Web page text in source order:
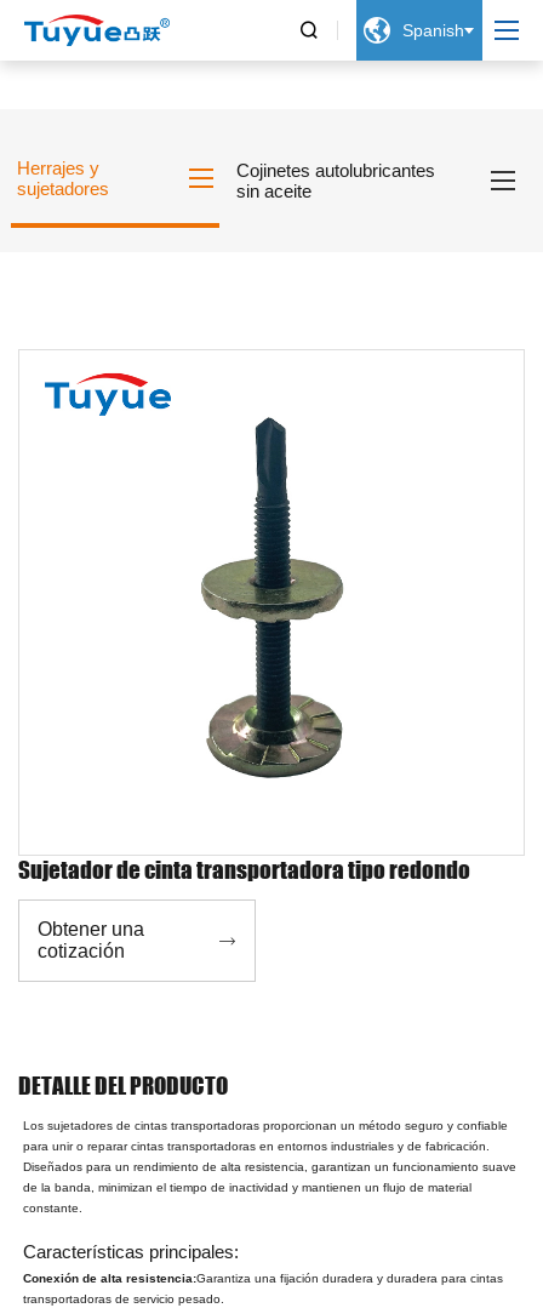
  Spanish
Herrajes y
sujetadores
Cojinetes autolubricantes
sin aceite
Sujetador de cinta transportadora tipo redondo
Obtener una
cotización

DETALLE DEL PRODUCTO
Los sujetadores de cintas transportadoras proporcionan un método seguro y confiable
para unir o reparar cintas transportadoras en entornos industriales y de fabricación.
Diseñados para un rendimiento de alta resistencia, garantizan un funcionamiento suave
de la banda, minimizan el tiempo de inactividad y mantienen un flujo de material
constante.
Características principales:
Conexión de alta resistencia:Garantiza una fijación duradera y duradera para cintas
transportadoras de servicio pesado.